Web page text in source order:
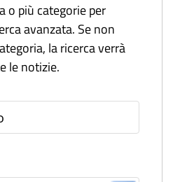
o più categorie per
avanzata. Se non
la ricerca verrà
le notizie.